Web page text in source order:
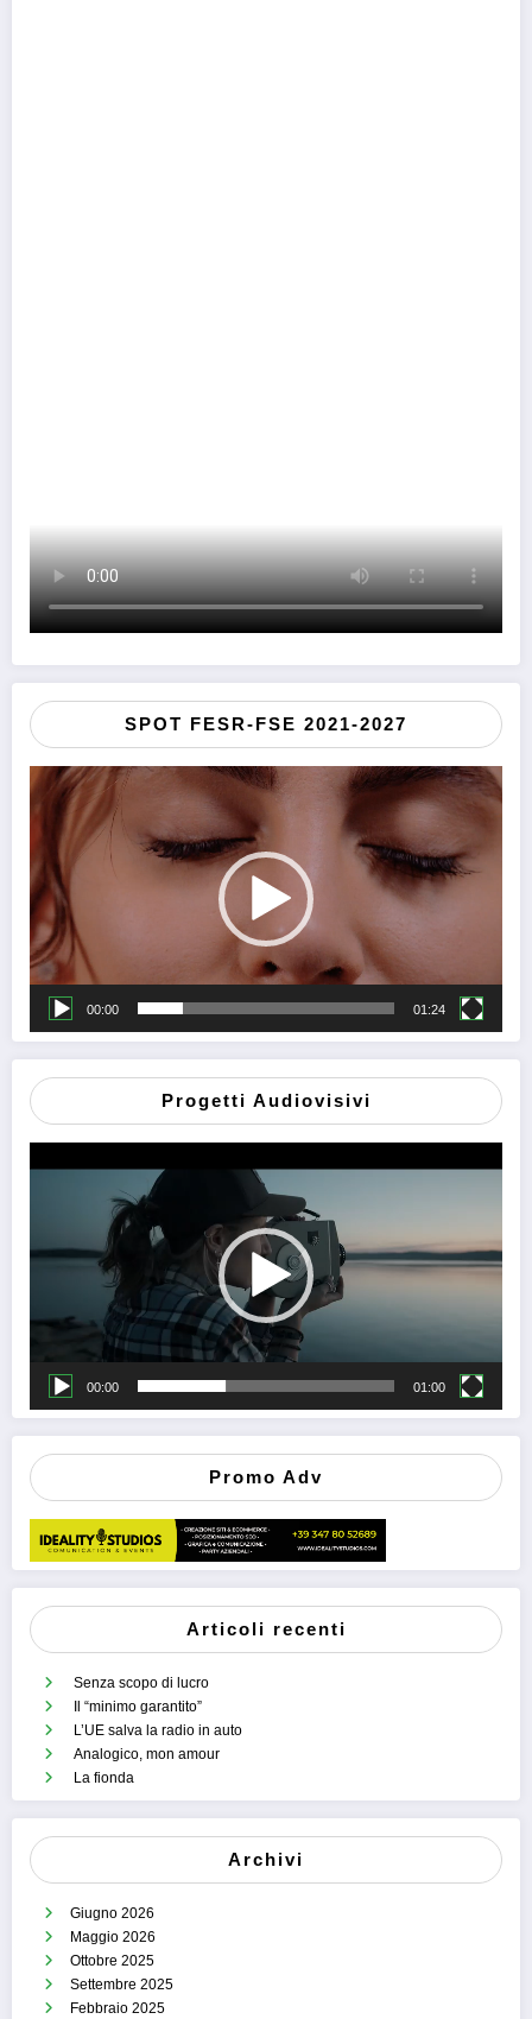
SPOT FESR-FSE 2021-2027
Video
Player
00:00 01:24
Progetti Audiovisivi
Player
00:00 01:00
Promo Adv
Articoli recenti
Senza scopo di lucro
Il “minimo garantito”
L’UE salva la radio in auto
Analogico, mon amour
La fionda
Archivi
Giugno 2026
Maggio 2026
Ottobre 2025
Settembre 2025
Febbraio 2025